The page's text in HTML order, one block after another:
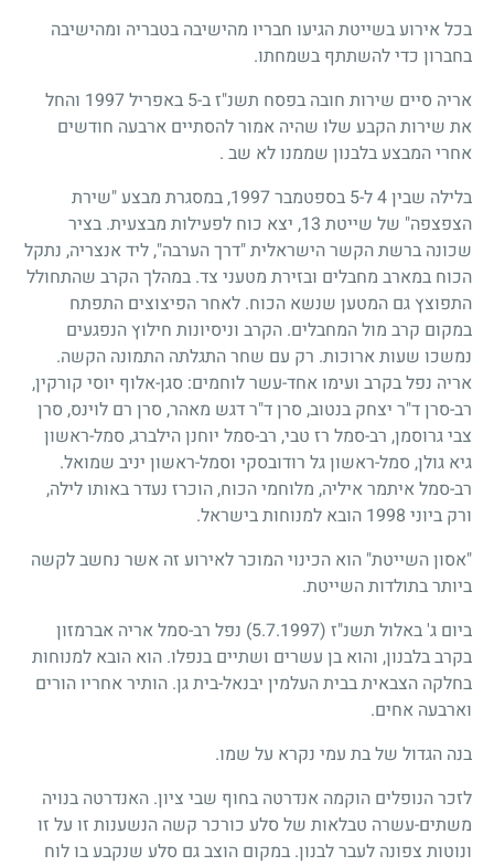
בכל אירוע בשייטת הגיעו חבריו מהישיבה בטבריה ומהישיבה
בחברון כדי להשתתף בשמחתו.
אריה סיים שירות חובה בפסח תשנ"ז ב-5 באפריל 1997 והחל
את שירות הקבע שלו שהיה אמור להסתיים ארבעה חודשים
אחרי המבצע בלבנון שממנו לא שב .
בלילה שבין 4 ל-5 בספטמבר 1997, במסגרת מבצע "שירת
הצפצפה" של שייטת 13, יצא כוח לפעילות מבצעית. בציר
שכונה ברשת הקשר הישראלית "דרך הערבה", ליד אנצריה, נתקל
הכוח במארב מחבלים ובזירת מטעני צד. במהלך הקרב שהתחולל
התפוצץ גם המטען שנשא הכוח. לאחר הפיצוצים התפתח
במקום קרב מול המחבלים. הקרב וניסיונות חילוץ הנפגעים
נמשכו שעות ארוכות. רק עם שחר התגלתה התמונה הקשה.
אריה נפל בקרב ועימו אחד-עשר לוחמים: סגן-אלוף יוסי קורקין,
רב-סרן ד"ר יצחק בנטוב, סרן ד"ר דגש מאהר, סרן רם לוינס, סרן
צבי גרוסמן, רב-סמל רז טבי, רב-סמל יוחנן הילברג, סמל-ראשון
גיא גולן, סמל-ראשון גל רודובסקי וסמל-ראשון יניב שמואל.
רב-סמל איתמר איליה, מלוחמי הכוח, הוכרז נעדר באותו לילה,
ורק ביוני 1998 הובא למנוחות בישראל.
"אסון השייטת" הוא הכינוי המוכר לאירוע זה אשר נחשב לקשה
ביותר בתולדות השייטת.
ביום ג' באלול תשנ"ז (5.7.1997)
נפל רב-סמל אריה אברמזון
בקרב בלבנון, והוא בן עשרים ושתיים בנפלו. הוא הובא למנוחות
בחלקה הצבאית בבית העלמין יבנאל-בית גן. הותיר אחריו הורים
וארבעה אחים.
בנה הגדול של בת עמי נקרא על שמו.
לזכר הנופלים הוקמה אנדרטה בחוף שבי ציון. האנדרטה בנויה
משתים-עשרה טבלאות של סלע כורכר קשה הנשענות זו על זו
ונוטות צפונה לעבר לבנון. במקום הוצב גם סלע שנקבע בו לוח